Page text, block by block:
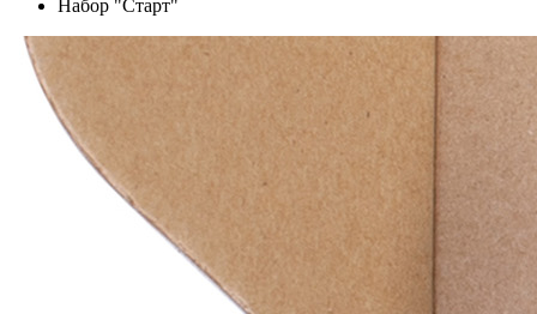
Набор "Старт"